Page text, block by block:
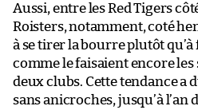
Aussi, entre les Red Tigers
Roisters, notamment, coté
à se tirer la bourre plutôt
comme le faisaient encore
deux clubs. Cette tendance a
sans anicroches, jusqu’à l’an